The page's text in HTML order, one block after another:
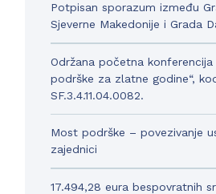
Potpisan sporazum između
Sjeverne Makedonije i Grada
Održana početna konferencija
podrške za zlatne godine“,
SF.3.4.11.04.0082.
Most podrške – povezivanje
zajednici
17.494,28 eura bespovratnih